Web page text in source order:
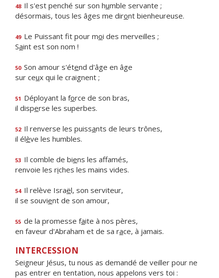
48 Il s'est penché sur son humble servante ;
désormais, tous les âges me diront bienheureuse.
49 Le Puissant fit pour moi des merveilles ;
Saint est son nom !
50 Son amour s'étend d'âge en âge
sur ceux qui le craignent ;
51 Déployant la force de son bras,
il disperse les superbes.
52 Il renverse les puissants de leurs trônes,
il élève les humbles.
53 Il comble de biens les affamés,
renvoie les riches les mains vides.
54 Il relève Israël, son serviteur,
il se souvient de son amour,
55 de la promesse faite à nos pères,
en faveur d'Abraham et de sa race, à jamais.
INTERCESSION
Seigneur Jésus, tu nous as demandé de veiller pour ne
pas entrer en tentation, nous appelons vers toi :